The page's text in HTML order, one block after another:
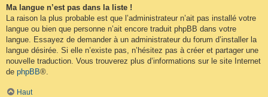
Ma langue n’est pas dans la liste !
La raison la plus probable est que l’administrateur n’ait pas installé votre
langue ou bien que personne n’ait encore traduit phpBB dans votre
langue. Essayez de demander à un administrateur du forum d’installer la
langue désirée. Si elle n’existe pas, n’hésitez pas à créer et partager une
nouvelle traduction. Vous trouverez plus d’informations sur le site Internet
de phpBB®.
Haut